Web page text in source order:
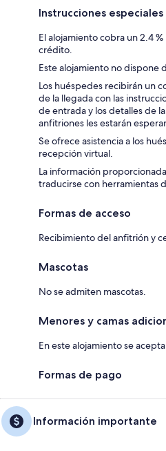
Instrucciones
El alojamiento cobra un 2.4
crédito.
Este alojamiento no dispone
Los huéspedes recibirán un
de la llegada con las
de entrada y los detalles de
anfitriones les estarán
Se ofrece asistencia a los
recepción virtual.
La información
traducirse con herramientas
Formas de acceso
Recibimiento del anfitrión y
Mascotas
No se admiten mascotas.
Menores y camas
En este alojamiento se
Formas de pago
Información importante